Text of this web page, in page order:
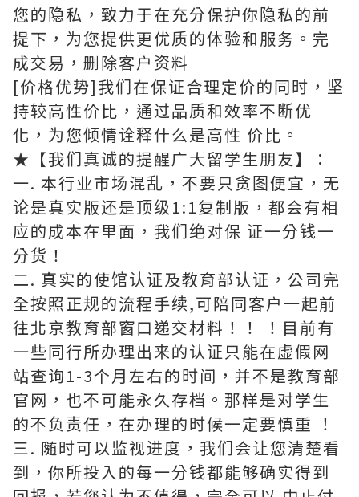
您的隐私，致力于在充分保护你隐私的前
提下，为您提供更优质的体验和服务。完
成交易，删除客户资料
[价格优势]我们在保证合理定价的同时，坚
持较高性价比，通过品质和效率不断优
化，为您倾情诠释什么是高性 价比。
★【我们真诚的提醒广大留学生朋友】：
一. 本行业市场混乱，不要只贪图便宜，无
论是真实版还是顶级1:1复制版，都会有相
应的成本在里面，我们绝对保 证一分钱一
分货！
二. 真实的使馆认证及教育部认证，公司完
全按照正规的流程手续,可陪同客户一起前
往北京教育部窗口递交材料！！ ！目前有
一些同行所办理出来的认证只能在虚假网
站查询1-3个月左右的时间，并不是教育部
官网，也不可能永久存档。那样是对学生
的不负责任，在办理的时候一定要慎重 ！
三. 随时可以监视进度，我们会让您清楚看
到，你所投入的每一分钱都能够确实得到